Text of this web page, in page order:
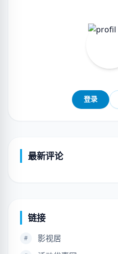
登录
最新评论
链接
# 影视居